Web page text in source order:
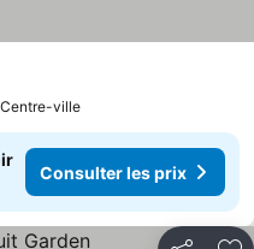
ville
Consulter les prix